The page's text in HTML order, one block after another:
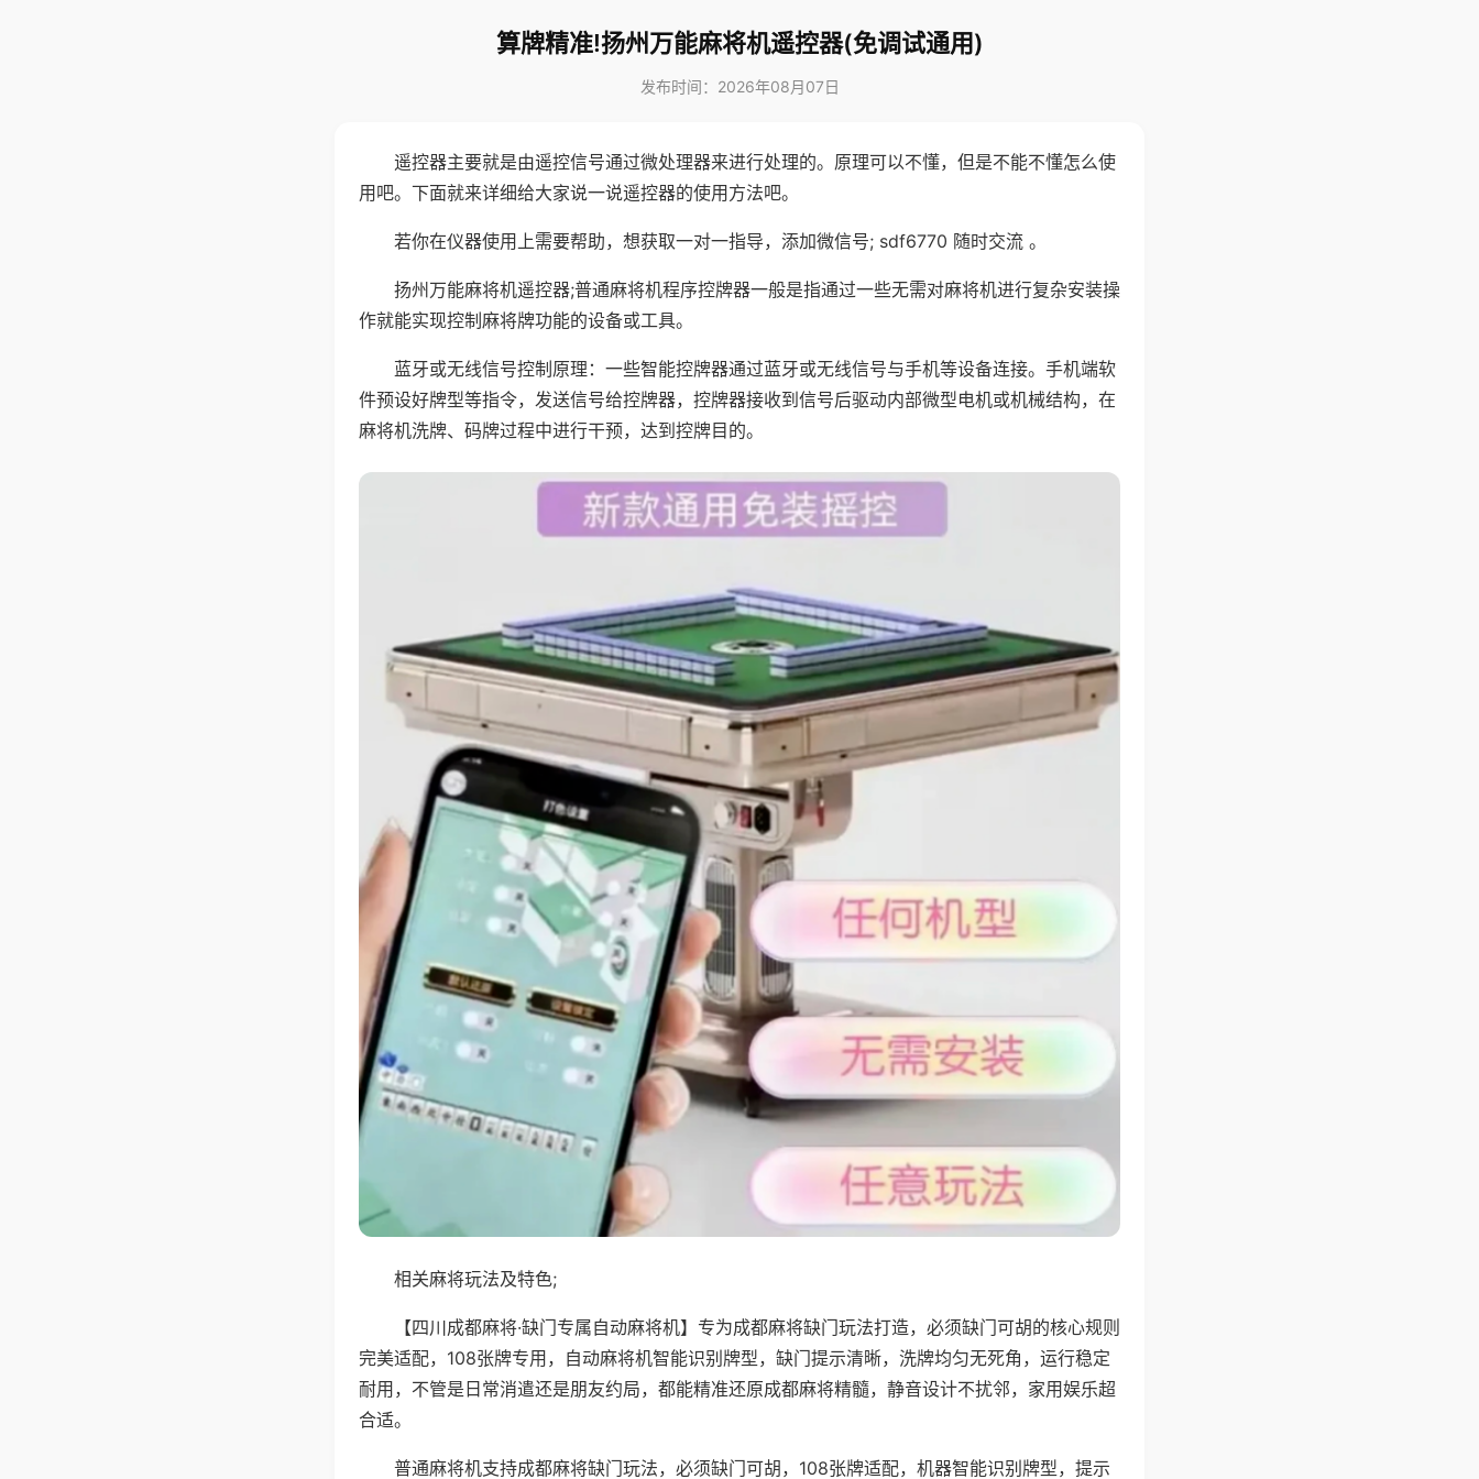
算牌精准!扬州万能麻将机遥控器(免调试通用)
发布时间：2026年08月07日
遥控器主要就是由遥控信号通过微处理器来进行处理的。原理可以不懂，但是不能不懂怎么使
用吧。下面就来详细给大家说一说遥控器的使用方法吧。
若你在仪器使用上需要帮助，想获取一对一指导，添加微信号; sdf6770 随时交流 。
扬州万能麻将机遥控器;普通麻将机程序控牌器一般是指通过一些无需对麻将机进行复杂安装操
作就能实现控制麻将牌功能的设备或工具。
蓝牙或无线信号控制原理：一些智能控牌器通过蓝牙或无线信号与手机等设备连接。手机端软
件预设好牌型等指令，发送信号给控牌器，控牌器接收到信号后驱动内部微型电机或机械结构，在
麻将机洗牌、码牌过程中进行干预，达到控牌目的。
相关麻将玩法及特色;
【四川成都麻将·缺门专属自动麻将机】专为成都麻将缺门玩法打造，必须缺门可胡的核心规则
完美适配，108张牌专用，自动麻将机智能识别牌型，缺门提示清晰，洗牌均匀无死角，运行稳定
耐用，不管是日常消遣还是朋友约局，都能精准还原成都麻将精髓，静音设计不扰邻，家用娱乐超
合适。
普通麻将机支持成都麻将缺门玩法，必须缺门可胡，108张牌适配，机器智能识别牌型，提示